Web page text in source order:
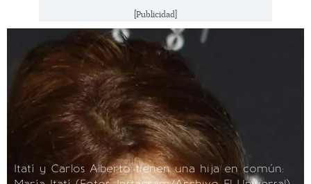
[Publicidad]
Itatí y Carlos Alberto tienen una hija en común: